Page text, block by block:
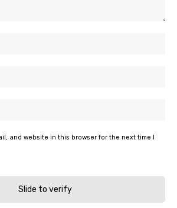
and website in this browser for the next time I
Slide to verify